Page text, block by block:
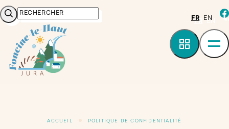
Rechercher FR EN
ACCUEIL POLITIQUE DE CONFIDENTIALITÉ
Panneau de gestion des cookies